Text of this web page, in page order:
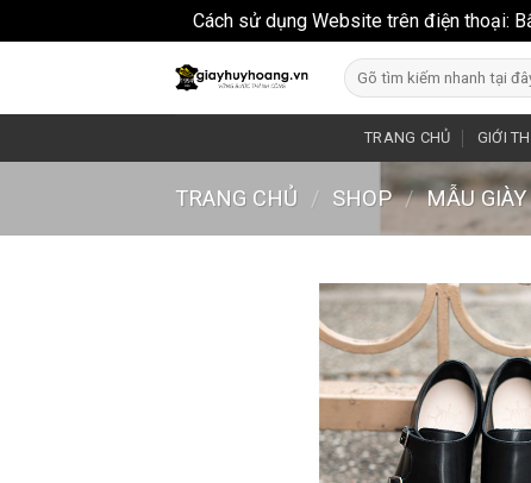
Cách sử dụng Website trên điện thoại:
content
Search
for:
TRANG CHỦ GIỚI
TRANG CHỦ / SHOP / MẪU